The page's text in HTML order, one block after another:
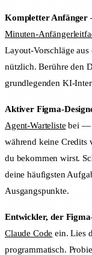
Kompletter Anfänger
Minuten-
Layout-Vorschläge
nützlich. Berühre den
grundlegenden KI-
Aktiver Figma-
Agent-Warteliste bei —
während keine Credits
du bekommen wirst.
deine häufigsten
Ausgangspunkte.
Entwickler, der
Claude Code ein. Lies
programmatisch.